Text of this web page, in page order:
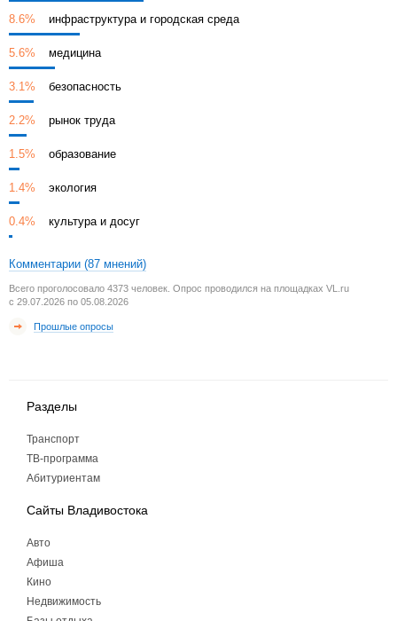
8.6% инфраструктура и городская среда
5.6% медицина
3.1% безопасность
2.2% рынок труда
1.5% образование
1.4% экология
0.4% культура и досуг
Комментарии (87 мнений)
Всего проголосовало 4373 человек. Опрос проводился на площадках VL.ru
с 29.07.2026 по 05.08.2026
Прошлые опросы
Разделы
Транспорт
ТВ-программа
Абитуриентам
Сайты Владивостока
Авто
Афиша
Кино
Недвижимость